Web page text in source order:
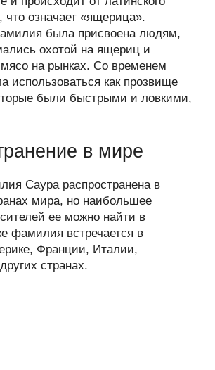
что означает «ящерица».
была присвоена людям,
охотой на ящериц и
на рынках. Со временем
использоваться как прозвище
были быстрыми и ловкими,
в мире
Саура распространена в
мира, но наибольшее
ее можно найти в
фамилия встречается в
Франции, Италии,
странах.